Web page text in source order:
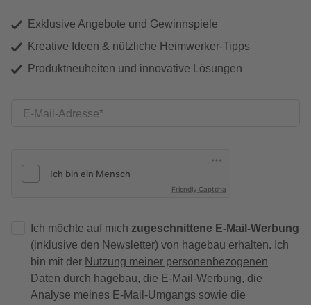
Exklusive Angebote und Gewinnspiele
Kreative Ideen & nützliche Heimwerker-Tipps
Produktneuheiten und innovative Lösungen
E-Mail-Adresse
Friendly Captcha
Ich möchte auf mich zugeschnittene E-Mail-Werbung
(inklusive den Newsletter) von hagebau erhalten. Ich
bin mit der Nutzung meiner personenbezogenen
Daten durch hagebau, die E-Mail-Werbung, die
Analyse meines E-Mail-Umgangs sowie die